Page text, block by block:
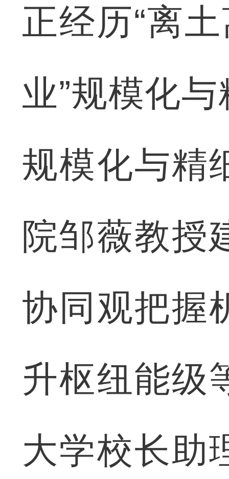
正经历“离
业”规模化
规模化与精
院邹薇教授
协同观把握
升枢纽能级
大学校长助